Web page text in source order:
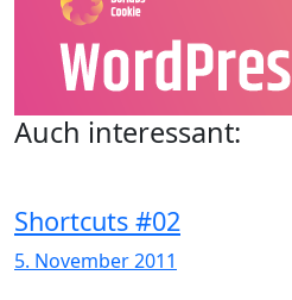
Auch interessant:
Shortcuts #02
5. November 2011